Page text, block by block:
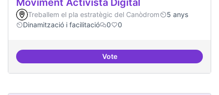
Treballem el pla estratègic del Canòdrom
5 anys
Dinamització i facilitació
0 0
VoteMoviment Activista Digital